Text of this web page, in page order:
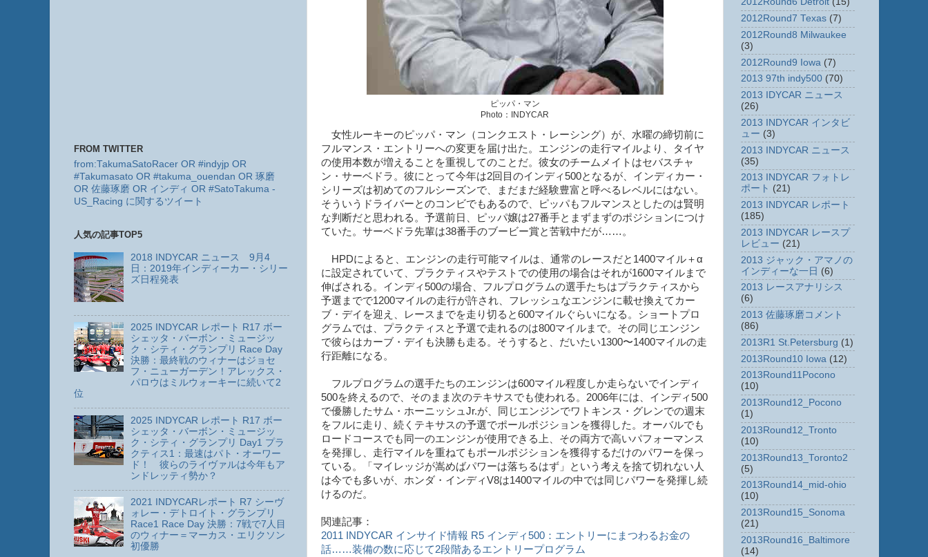
ピッパ・マン
Photo：INDYCAR
女性ルーキーのピッパ・マン（コンクエスト・レーシング）が、水曜の締切前に
フルマンス・エントリーへの変更を届け出た。エンジンの走行マイルより、タイヤ
の使用本数が増えることを重視してのことだ。彼女のチームメイトはセバスチャ
ン・サーベドラ。彼にとって今年は2回目のインディ500となるが、インディカー・
シリーズは初めてのフルシーズンで、まだまだ経験豊富と呼べるレベルにはない。
そういうドライバーとのコンビでもあるので、ピッパもフルマンスとしたのは賢明
な判断だと思われる。予選前日、ピッパ嬢は27番手とまずまずのポジションにつけ
ていた。サーベドラ先輩は38番手のブービー賞と苦戦中だが……。
HPDによると、エンジンの走行可能マイルは、通常のレースだと1400マイル＋α
に設定されていて、プラクティスやテストでの使用の場合はそれが1600マイルまで
伸ばされる。インディ500の場合、フルプログラムの選手たちはプラクティスから
予選までで1200マイルの走行が許され、フレッシュなエンジンに載せ換えてカー
ブ・デイを迎え、レースまでを走り切ると600マイルぐらいになる。ショートプロ
グラムでは、プラクティスと予選で走れるのは800マイルまで。その同じエンジン
で彼らはカーブ・デイも決勝も走る。そうすると、だいたい1300〜1400マイルの走
行距離になる。
フルプログラムの選手たちのエンジンは600マイル程度しか走らないでインディ
500を終えるので、そのまま次のテキサスでも使われる。2006年には、インディ500
で優勝したサム・ホーニッシュJr.が、同じエンジンでワトキンス・グレンでの週末
をフルに走り、続くテキサスの予選でポールポジションを獲得した。オーバルでも
ロードコースでも同一のエンジンが使用できる上、その両方で高いパフォーマンス
を発揮し、走行マイルを重ねてもポールポジションを獲得するだけのパワーを保っ
ている。「マイレッジが嵩めばパワーは落ちるはず」という考えを捨て切れない人
は今でも多いが、ホンダ・インディV8は1400マイルの中では同じパワーを発揮し続
けるのだ。
関連記事：
2011 INDYCAR インサイド情報 R5 インディ500：エントリーにまつわるお金の
話……装備の数に応じて2段階あるエントリープログラム
FROM TWITTER
from:TakumaSatoRacer OR #indyjp OR
#Takumasato OR #takuma_ouendan OR 琢磨
OR 佐藤琢磨 OR インディ OR #SatoTakuma -
US_Racing に関するツイート
人気の記事TOP5
2018 INDYCAR ニュース 9月4
日：2019年インディーカー・シリー
ズ日程発表
2025 INDYCAR レポート R17 ボー
シェッタ・バーボン・ミュージッ
ク・シティ・グランプリ Race Day
決勝：最終戦のウィナーはジョセ
フ・ニューガーデン！アレックス・
パロウはミルウォーキーに続いて2
位
2025 INDYCAR レポート R17 ボー
シェッタ・バーボン・ミュージッ
ク・シティ・グランプリ Day1 プラ
クティス1：最速はパト・オーワー
ド！ 彼らのライヴァルは今年もア
ンドレッティ勢か？
2021 INDYCARレポート R7 シーヴ
ォレー・デトロイト・グランプリ
Race1 Race Day 決勝：7戦で7人目
のウィナー＝マーカス・エリクソン
初優勝
2012Round7 Texas (7)
2012Round8 Milwaukee
(3)
2012Round9 Iowa (7)
2013 97th indy500 (70)
2013 IDYCAR ニュース
(26)
2013 INDYCAR インタビ
ュー (3)
2013 INDYCAR ニュース
(35)
2013 INDYCAR フォトレ
ポート (21)
2013 INDYCAR レポート
(185)
2013 INDYCAR レースプ
レビュー (21)
2013 ジャック・アマノの
インディーな一日 (6)
2013 レースアナリシス
(6)
2013 佐藤琢磨コメント
(86)
2013R1 St.Petersburg (1)
2013Round10 Iowa (12)
2013Round11Pocono
(10)
2013Round12_Pocono
(1)
2013Round12_Tronto
(10)
2013Round13_Toronto2
(5)
2013Round14_mid-ohio
(10)
2013Round15_Sonoma
(21)
2013Round16_Baltimore
(14)